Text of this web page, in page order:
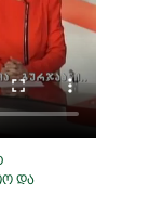
მძინარე
მერი ჰიგიენს და ბერკი
და